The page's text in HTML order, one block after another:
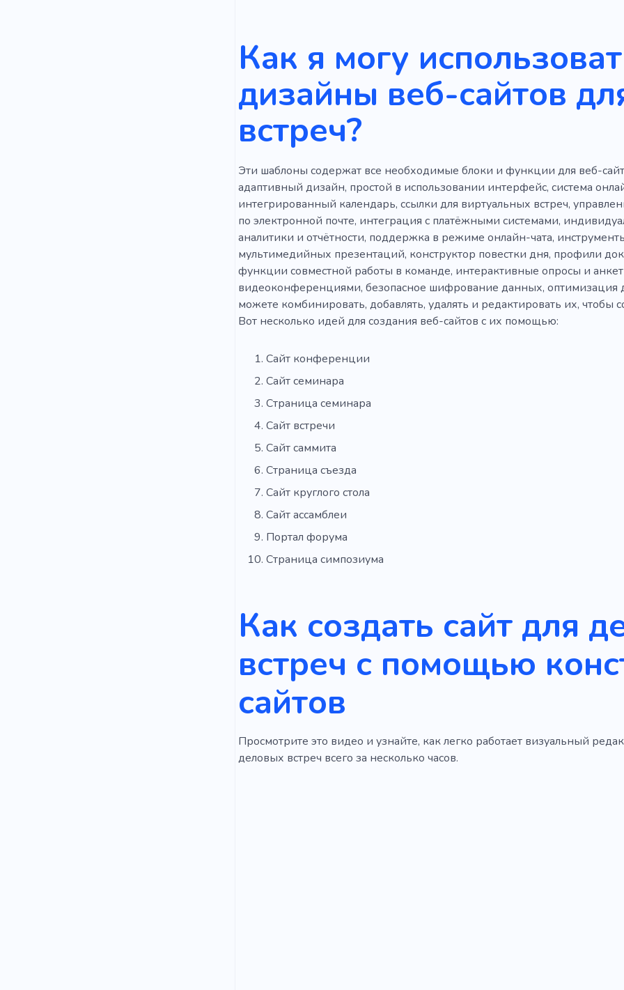
Как я могу
дизайны веб-сайтов
встреч?
Эти шаблоны содержат все необходимые блоки и функции для веб-
адаптивный дизайн, простой в использовании интерфейс, система
интегрированный календарь, ссылки для виртуальных встреч,
по электронной почте, интеграция с платёжными системами,
аналитики и отчётности, поддержка в режиме онлайн-чата,
мультимедийных презентаций, конструктор повестки дня, профили
функции совместной работы в команде, интерактивные опросы и
видеоконференциями, безопасное шифрование данных, оптимизация
можете комбинировать, добавлять, удалять и редактировать их, чтобы
Вот несколько идей для создания веб-сайтов с их помощью:
Сайт конференции
Сайт семинара
Страница семинара
Сайт встречи
Сайт саммита
Страница съезда
Сайт круглого стола
Сайт ассамблеи
Портал форума
Страница симпозиума
Как создать сайт для
встреч с помощью
сайтов
Просмотрите это видео и узнайте, как легко работает визуальный
деловых встреч всего за несколько часов.